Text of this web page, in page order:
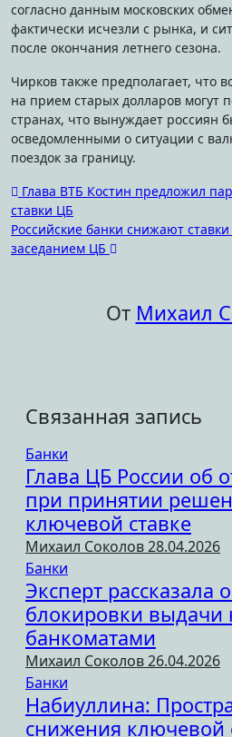
согласно данным московских
фактически исчезли с рынка, и
после окончания летнего сезона.
Чирков также предполагает, что
на прием старых долларов могут
странах, что вынуждает россиян
осведомленными о ситуации с
поездок за границу.
Навигация
по
записям
Глава ВТБ Костин предложил
ставки ЦБ
Российские банки снижают
заседанием ЦБ
От Михаил
Связанная запись
Банки
Глава ЦБ России об
при принятии
ключевой ставке
Михаил Соколов28.04.2026
Банки
Эксперт рассказала
блокировки выдачи
банкоматами
Михаил Соколов26.04.2026
Банки
Набиуллина:
снижения ключевой